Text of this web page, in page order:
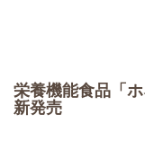
栄養機能食品「
新発売